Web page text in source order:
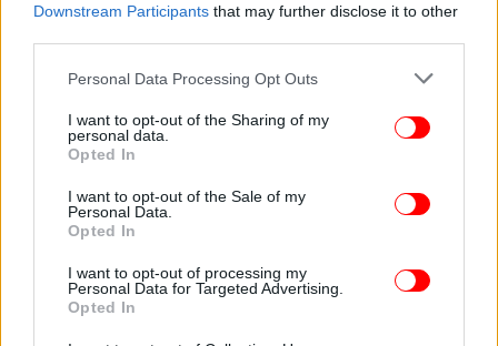
Downstream Participants that may further disclose it to other
Please note that this website/app uses one or more Google
not limited to your visit or usage behaviour. You may click to
grant or deny consent to Google and its third-party tags to
use your data for below specified purposes in below Google
consent section.
Personal Data Processing Opt Outs
I want to opt-out of the Sharing of my
personal data.
Opted In
I want to opt-out of the Sale of my
Personal Data.
Opted In
I want to opt-out of processing my
Personal Data for Targeted Advertising.
Opted In
ΕΛΛΑΔΑ 15/01/2025 14:26
Λύτρας για κύκλωμα προστασίας και υπόθεση
Κολωνού: Να επανεξεταστούν οι καταθέσεις της